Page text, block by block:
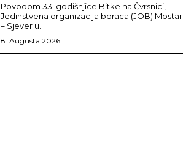
Povodom 33. godišnjice Bitke na Čvrsnici,
Jedinstvena organizacija boraca (JOB) Mostar
– Sjever u...
8. Augusta 2026.